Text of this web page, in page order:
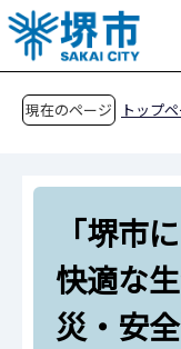
こ
の
ペ
現在のページ トップ
産業・
「堺市
備（防
災害に
全）（
「堺市
快適な
災・安